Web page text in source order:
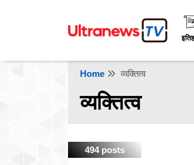
Home व्यक्तित्व
व्यक्तित्व
494 posts